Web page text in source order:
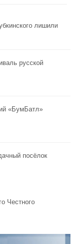
лишили
русской
«БумБатл»
посёлок
Честного